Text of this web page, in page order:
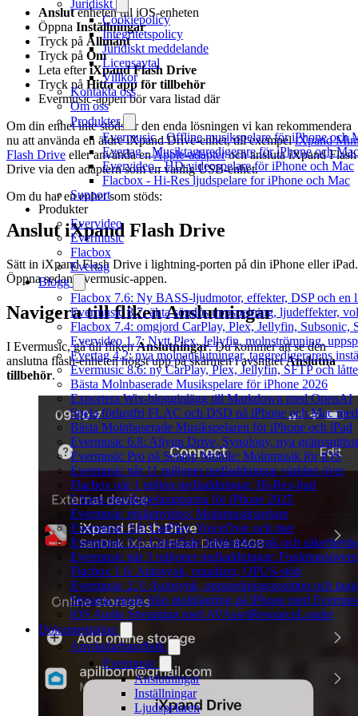
Juridiskt
Cookiepolicy
Integritetspolicy
Juridiskt meddelande
Licensavtal
Villkor
Kontakta oss
Om oss
Produkter
Evermusic - Offline musikspelare för iPhone och
Evertag - Musiktaggredigerare för iPhone och Mac
Evervideo - HD-videospelare för iPhone och Mac
Flacbox - Hi-Res ljudspelare for iPhone och Mac
Support
Produkter
Evervideo
Evermusic
Flacbox
Evertag
Blogg
Flacbox 7.6: Ny BASS-ljudmotor, effekter, DSP och en
Evermusic 8.7: äkta sömlös uppspelning, ljudeffekter,
Flacbox 7.4: omgjord CarPlay, Plex, Jellyfin, Subsonic,
Evervideo 1.7: Nytt Plex, Jellyfin, molnströmning,
Evertag 4.2: nya molnanslutningar, taggredigerarens
Evermusic 8.6: ny CarPlay, Plex, Jellyfin, SFTP och
Bästa Molnbaserade Musikspelare för iPhone 2026
Exportera Wix-blogginlägg till Markdown med OpenAI
Spela förlustfri FLAC och DSD på iPhone och Mac
Bästa Molnbaserade Musikspelaren för iPhone och iPad
Evermusic 6.8: Aliyun Drive, Synology, nya
Evermusic Pro på Setapp Mobile: Molnmusik för iOS
Evermusic når 11 miljoner nedladdningar världen över
Flacbox når 1 miljon nedladdningar: Hi-Res-ljud
5 bästa musikspelarapparna för iPhone 2025
Evermusic reklamvideo: Molnmusikspelare
Evermusic 3.6: CarPlay, VoiceOver och mer
Evermusic 3.1: Crossfade, bibliotekssynk och
Evermusic når 3 miljoner nedladdningar:
Flacbox 1.6: Autosynk, equalizer, OPUS-stöd
Evermusic 2.3: Autosynk, uppspelningsposition och
Streama musik från molnlagring på iPhone med
iOS Audio Streaming med AVAssetResourceLoader
Dokumentation
Användarhandbok
Evermusic
Anslutningar
Inställningar
Ljudspelaren
Anslutenheten till iOS-enheten
Öppna Inställningar
Tryck på Allmänt
Tryck på Om
Leta efteriXpand Flash Drive
Tryck på Hitta app för tillbehör
Evermusic-appen bör vara listad där
Om din enhet inte stöds är den enda lösningen vi kan rekommendera
nu att använda en äldre iXpand Drive-enhet, till exempeliXpand
Flash Drive eller använda enApple-adapteroch ansluta iXpand Flash
Drive via den adaptern som en vanlig USB-enhet.
Om du har en enhet som stöds:
Anslut iXpand Flash Drive
Sätt in iXpand Flash Drive i lightning-porten på din iPhone eller iPad.
Öppna sedan Evermusic-appen.
Navigera till fliken Anslutningar
I Evermusic, gå till flikenAnslutningar. Du kommer att se den
anslutna flash-enheten högst upp på skärmen i avsnittetAnslutna
tillbehör.